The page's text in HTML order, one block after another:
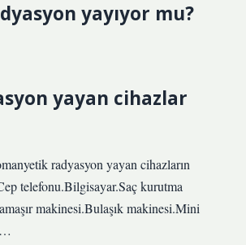
yayıyor mu?
yayan cihazlar
radyasyon yayan cihazların
telefonu.Bilgisayar.Saç kurutma
makinesi.Bulaşık makinesi.Mini